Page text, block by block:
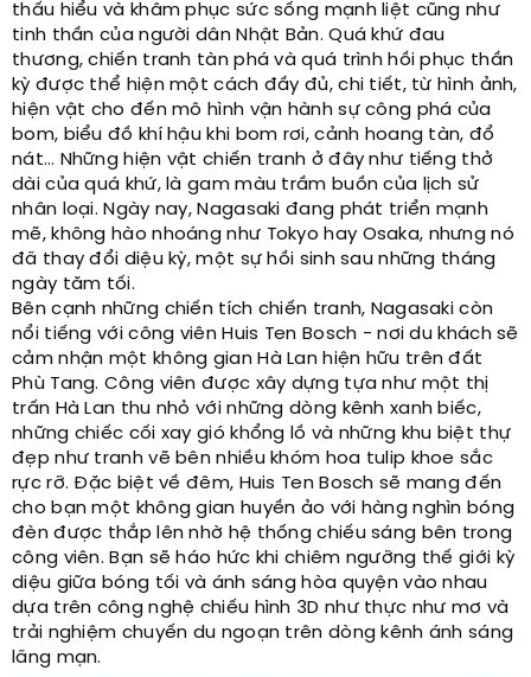
thấu hiểu và khâm phục sức sống mạnh liệt cũng như
tinh thần của người dân Nhật Bản. Quá khứ đau
thương, chiến tranh tàn phá và quá trình hồi phục thần
kỳ được thể hiện một cách đầy đủ, chi tiết, từ hình ảnh,
hiện vật cho đến mô hình vận hành sự công phá của
bom, biểu đồ khí hậu khi bom rơi, cảnh hoang tàn, đổ
nát… Những hiện vật chiến tranh ở đây như tiếng thở
dài của quá khứ, là gam màu trầm buồn của lịch sử
nhân loại. Ngày nay, Nagasaki đang phát triển mạnh
mẽ, không hào nhoáng như Tokyo hay Osaka, nhưng nó
đã thay đổi diệu kỳ, một sự hồi sinh sau những tháng
ngày tăm tối.
Bên cạnh những chiến tích chiến tranh, Nagasaki còn
nổi tiếng với công viên Huis Ten Bosch - nơi du khách sẽ
cảm nhận một không gian Hà Lan hiện hữu trên đất
Phù Tang. Công viên được xây dựng tựa như một thị
trấn Hà Lan thu nhỏ với những dòng kênh xanh biếc,
những chiếc cối xay gió khổng lồ và những khu biệt thự
đẹp như tranh vẽ bên nhiều khóm hoa tulip khoe sắc
rực rỡ. Đặc biệt về đêm, Huis Ten Bosch sẽ mang đến
cho bạn một không gian huyền ảo với hàng nghìn bóng
đèn được thắp lên nhờ hệ thống chiếu sáng bên trong
công viên. Bạn sẽ háo hức khi chiêm ngưỡng thế giới kỳ
diệu giữa bóng tối và ánh sáng hòa quyện vào nhau
dựa trên công nghệ chiếu hình 3D như thực như mơ và
trải nghiệm chuyến du ngoạn trên dòng kênh ánh sáng
lãng mạn.